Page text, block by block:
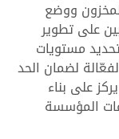
ووضع
على تطوير
مستويات
لضمان الحد
على بناء
المؤسسة